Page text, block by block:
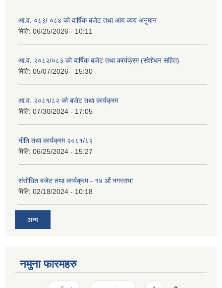
आ.व. ०८३/ ०८४ को वार्षिक बजेट तथा आय व्यय अनुमान
मिति: 06/25/2026 - 10:11
आ.व. २०८२/०८३ को वार्षिक बजेट तथा कार्यक्रम (संशोधन सहित)
मिति: 05/07/2026 - 15:30
आ.व. २०८१/८२ को बजेट तथा कार्यक्रम
मिति: 07/30/2024 - 17:05
नीति तथा कार्यक्रम २०८१/८२
मिति: 06/25/2024 - 15:27
संसोधित बजेट तथा कार्यक्रम - १४ औं नगरसभा
मिति: 02/18/2024 - 10:18
अन्य
नमुना फारमहरु